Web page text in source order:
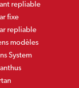
repliable
fixe
repliable
modèles
System